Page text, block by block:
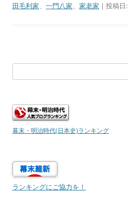
田毛利家、 一門八家、 家老家 | 投稿日:
索:
幕末・明治時代(日本史)ランキング
ランキングにご協力を！